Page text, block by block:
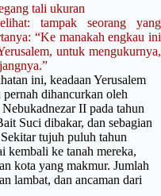
tali ukuran
tampak seorang yang
“Ke manakah engkau ini
untuk mengukurnya,
ini, keadaan Yerusalem
dihancurkan oleh
II pada tahun
Suci dibakar, dan sebagian
tujuh puluh tahun
kembali ke tanah mereka,
kota yang makmur. Jumlah
lambat, dan ancaman dari